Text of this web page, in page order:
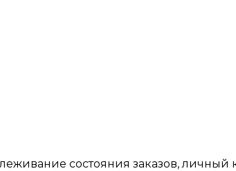
состояния заказов,